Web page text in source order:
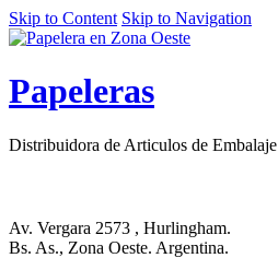
Skip to Content Skip to Navigation
Papeleras
Distribuidora de Articulos de Embalaje
Av. Vergara 2573 , Hurlingham.
Bs. As., Zona Oeste. Argentina.